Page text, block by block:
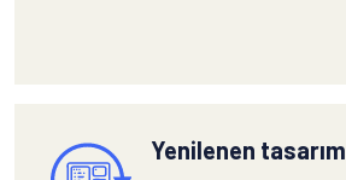
Yenilenen tasarım